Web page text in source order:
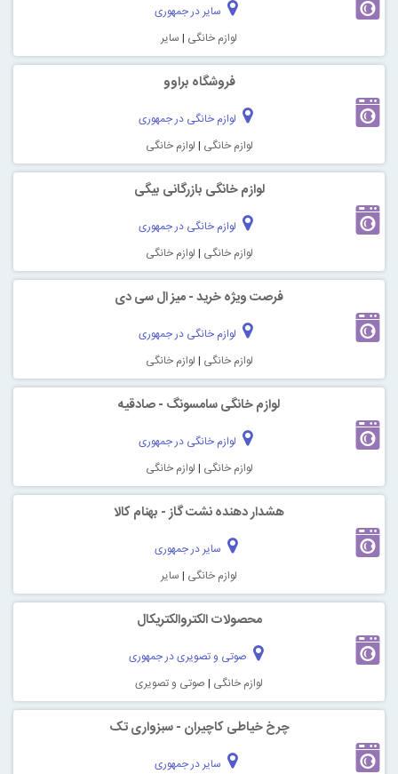
سایر در جمهوری
لوازم خانگی | سایر
فروشگاه براوو
لوازم خانگی در جمهوری
لوازم خانگی | لوازم خانگی
لوازم خانگی بازرگانی بیگی
لوازم خانگی در جمهوری
لوازم خانگی | لوازم خانگی
فرصت ویژه خرید - میز ال سی دی
لوازم خانگی در جمهوری
لوازم خانگی | لوازم خانگی
لوازم خانگی سامسونگ - صادقیه
لوازم خانگی در جمهوری
لوازم خانگی | لوازم خانگی
هشدار دهنده نشت گاز - بهنام کالا
سایر در جمهوری
لوازم خانگی | سایر
محصولات الکتروالکتریکال
صوتی و تصویری در جمهوری
لوازم خانگی | صوتی و تصویری
چرخ خیاطی کاچیران - سبزواری تک
سایر در جمهوری